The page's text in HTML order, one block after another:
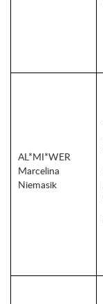
AL*MI*WER
Marcelina
Niemasik